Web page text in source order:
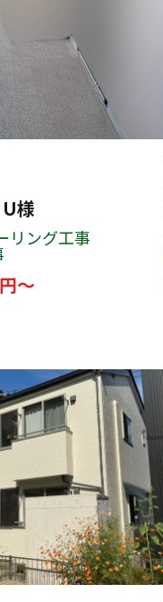
様
リング工事
～